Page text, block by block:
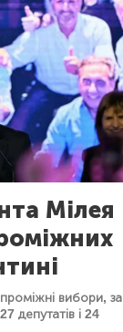
Мілея
вибори, за
депутатів і 24